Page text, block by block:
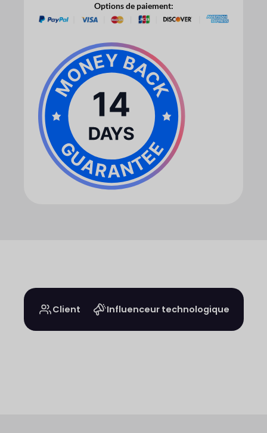
Options de paiement:
Client Influenceur technologique